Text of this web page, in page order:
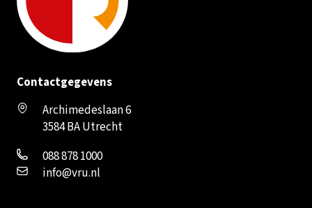
Contactgegevens
Archimedeslaan 6
3584 BA Utrecht
088 878 1000
info@vru.nl